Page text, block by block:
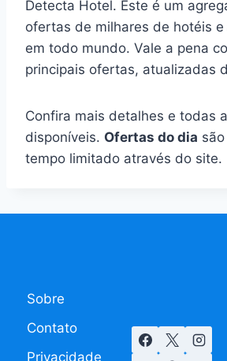
Detecta Hotel. Este é um
ofertas de milhares de hotéis
em todo mundo. Vale a pena
principais ofertas, atualizadas
Confira mais detalhes e todas
disponíveis. Ofertas do dia
tempo limitado através do site.
Sobre
Contato
Privacidade